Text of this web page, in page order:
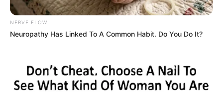
NERVE FLOW
Neuropathy Has Linked To A Common Habit. Do You Do It?